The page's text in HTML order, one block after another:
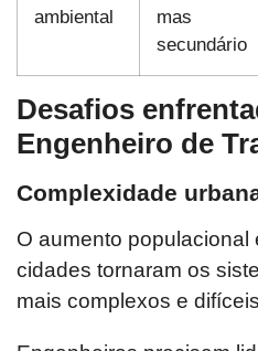
ambiental
mas
secundário
Desafios
Engenheiro de
Complexidade
O aumento populacional
cidades tornaram os
mais complexos e